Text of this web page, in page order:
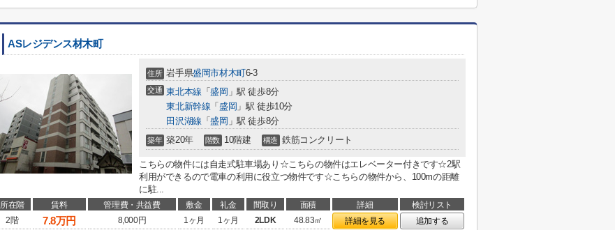
ASレジデンス材木町
住所 岩手県盛岡市材木町6-3
交通 東北本線 「盛岡 」駅 徒歩8分
東北新幹線 「 盛岡 」駅 徒歩10分
田沢湖線 「盛岡 」駅 徒歩8分
築年 築20年 階数 10階建 構造 鉄筋コンクリート
こちらの物件には自走式駐車場あり☆こちらの物件はエレベーター付きです☆2駅
利用ができるので電車の利用に役立つ物件です☆こちらの物件から、100mの距離
に駐...
所在階 賃料 管理費・共益費 敷金 礼金 間取り 面積 詳細
検討リスト
2階
7.8万円 8,000円 1ヶ月 1ヶ月 2LDK 48.83㎡ 詳細を見る 追加する